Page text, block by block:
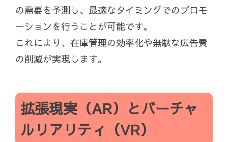
の需要を予測し、最適なタイミングでのプロモ
ーションを行うことが可能です。
これにより、在庫管理の効率化や無駄な広告費
の削減が実現します。
拡張現実（AR）とバーチャ
ルリアリティ（VR）